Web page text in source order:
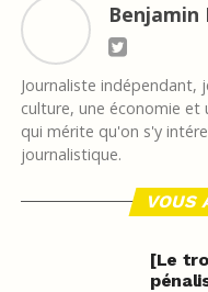
Benjamin
Journaliste indépendant,
culture, une économie
qui mérite qu'on s'y
journalistique.
VOUS
[Le